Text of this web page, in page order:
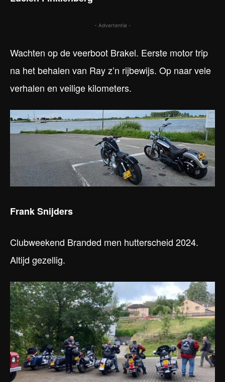
- Advertentie -
Wachten op de veerboot Brakel. Eerste motor trip
na het behalen van Ray z’n rijbewijs. Op naar vele
verhalen en veilige kilometers.
Frank Snijders
Clubweekend Branded men hutterscheid 2024.
Altijd gezellig.